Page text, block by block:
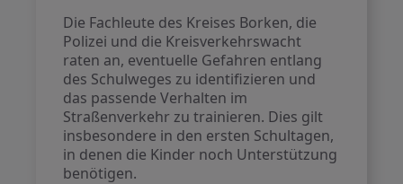
Die Fachleute des Kreises Borken, die
Polizei und die Kreisverkehrswacht
raten an, eventuelle Gefahren entlang
des Schulweges zu identifizieren und
das passende Verhalten im
Straßenverkehr zu trainieren. Dies gilt
insbesondere in den ersten Schultagen,
in denen die Kinder noch Unterstützung
benötigen.